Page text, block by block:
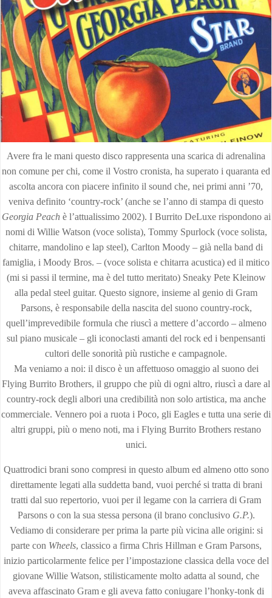
Avere fra le mani questo disco rappresenta una scarica di adrenalina
non comune per chi, come il Vostro cronista, ha superato i quaranta ed
ascolta ancora con piacere infinito il sound che, nei primi anni ’70,
veniva definito ‘country-rock’ (anche se l’anno di stampa di questo
Georgia Peachè l’attualissimo 2002). I Burrito DeLuxe rispondono ai
nomi di Willie Watson (voce solista), Tommy Spurlock (voce solista,
chitarre, mandolino e lap steel), Carlton Moody – già nella band di
famiglia, i Moody Bros. – (voce solista e chitarra acustica) ed il mitico
(mi si passi il termine, ma è del tutto meritato) Sneaky Pete Kleinow
alla pedal steel guitar. Questo signore, insieme al genio di Gram
Parsons, è responsabile della nascita del suono country-rock,
quell’imprevedibile formula che riuscì a mettere d’accordo – almeno
sul piano musicale – gli iconoclasti amanti del rock ed i benpensanti
cultori delle sonorità più rustiche e campagnole.
Ma veniamo a noi: il disco è un affettuoso omaggio al suono dei
Flying Burrito Brothers, il gruppo che più di ogni altro, riuscì a dare al
country-rock degli albori una credibilità non solo artistica, ma anche
commerciale. Vennero poi a ruota i Poco, gli Eagles e tutta una serie di
altri gruppi, più o meno noti, ma i Flying Burrito Brothers restano
unici.
Quattrodici brani sono compresi in questo album ed almeno otto sono
direttamente legati alla suddetta band, vuoi perché si tratta di brani
tratti dal suo repertorio, vuoi per il legame con la carriera di Gram
Parsons o con la sua stessa persona (il brano conclusivo G.P.).
Vediamo di considerare per prima la parte più vicina alle origini: si
parte con Wheels, classico a firma Chris Hillman e Gram Parsons,
inizio particolarmente felice per l’impostazione classica della voce del
giovane Willie Watson, stilisticamente molto adatta al sound, che
aveva affascinato Gram e gli aveva fatto coniugare l’honky-tonk di